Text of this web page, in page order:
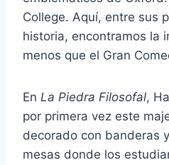
College. Aquí, entre sus
historia, encontramos la
menos que el Gran
En La Piedra Filosofal,
por primera vez este
decorado con banderas
mesas donde los